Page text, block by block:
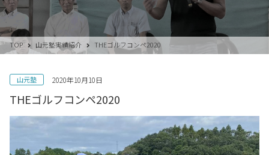
TOP 山元塾実績紹介 THEゴルフコンペ2020
山元塾 2020年10月10日
THEゴルフコンペ2020